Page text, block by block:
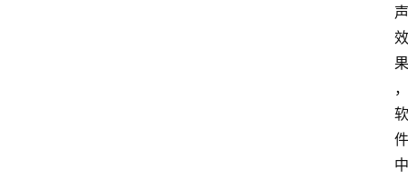
声
效
果
，
软
件
中